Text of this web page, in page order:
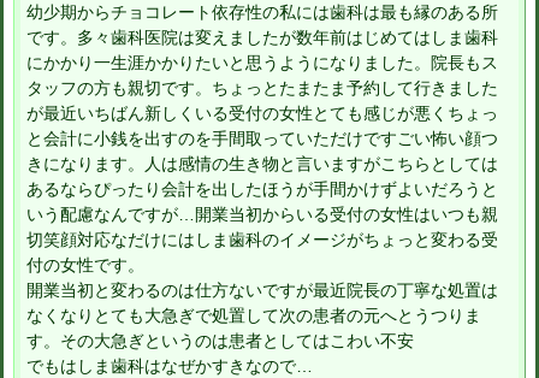
幼少期からチョコレート依存性の私には歯科は最も縁のある所
です。多々歯科医院は変えましたが数年前はじめてはしま歯科
にかかり一生涯かかりたいと思うようになりました。院長もス
タッフの方も親切です。ちょっとたまたま予約して行きました
が最近いちばん新しくいる受付の女性とても感じが悪くちょっ
と会計に小銭を出すのを手間取っていただけですごい怖い顔つ
きになります。人は感情の生き物と言いますがこちらとしては
あるならぴったり会計を出したほうが手間かけずよいだろうと
いう配慮なんですが…開業当初からいる受付の女性はいつも親
切笑顔対応なだけにはしま歯科のイメージがちょっと変わる受
付の女性です。
開業当初と変わるのは仕方ないですが最近院長の丁寧な処置は
なくなりとても大急ぎで処置して次の患者の元へとうつりま
す。その大急ぎというのは患者としてはこわい不安
でもはしま歯科はなぜかすきなので…